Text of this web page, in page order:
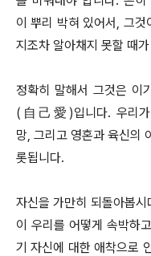
이 뿌리 박혀 있어서, 그
지조차 알아채지 못할 때
정확히 말해서 그것은 이
(自己愛)입니다. 우리가
망, 그리고 영혼과 육신의
롯됩니다.
자신을 가만히 되돌아봅
이 우리를 어떻게 속박하
기 자신에 대한 애착으로